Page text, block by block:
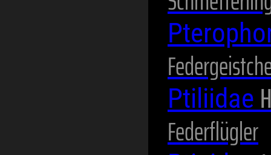
Ptiliidae
Federflügler